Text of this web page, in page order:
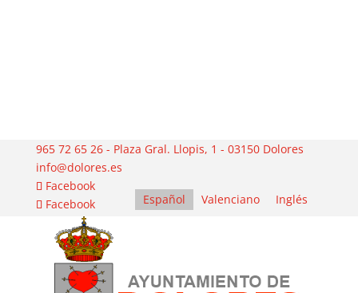
965 72 65 26 - Plaza Gral. Llopis, 1 - 03150 Dolores
info@dolores.es
Facebook
Español
Valenciano Inglés
Facebook